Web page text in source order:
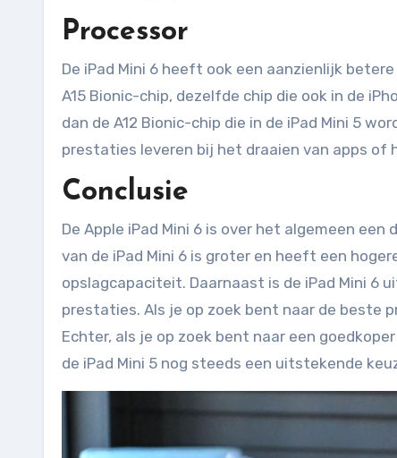
Processor
De iPad Mini 6 heeft ook een aanzienlijk
A15 Bionic-chip, dezelfde chip die ook in de
dan de A12 Bionic-chip die in de iPad Mini 5
prestaties leveren bij het draaien van apps of
Conclusie
De Apple iPad Mini 6 is over het algemeen
van de iPad Mini 6 is groter en heeft een
opslagcapaciteit. Daarnaast is de iPad Mini 6
prestaties. Als je op zoek bent naar de beste
Echter, als je op zoek bent naar een
de iPad Mini 5 nog steeds een uitstekende